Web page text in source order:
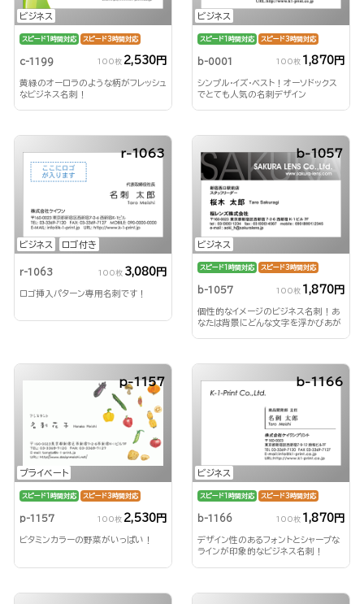
ビジネス
スピード1時間対応 スピード3時間対応
c-1199 100枚 2,530円
黄緑のオーロラのような柄がフレッシュ
なビジネス名刺！
ビジネス
スピード1時間対応 スピード3時間対応
b-0001 100枚 1,870円
シンプル・イズ・ベスト！オーソドックス
でとても人気の名刺デザイン
ビジネス ロゴ付き
r-1063
r-1063 100枚 3,080円
ロゴ挿入パターン専用名刺です！
ビジネス
b-1057
スピード1時間対応 スピード3時間対応
b-1057 100枚 1,870円
個性的なイメージのビジネス名刺！あ
なたは背景にどんな文字を浮かびあが
プライベート
p-1157
スピード1時間対応 スピード3時間対応
p-1157 100枚 2,530円
ビタミンカラーの野菜がいっぱい！
ビジネス
b-1166
スピード1時間対応 スピード3時間対応
b-1166 100枚 1,870円
デザイン性のあるフォントとシャープな
ラインが印象的なビジネス名刺！